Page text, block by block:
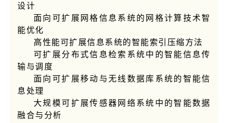
设计
面向可扩展网格信息系统的网格计算技术智
能优化
高性能可扩展信息系统的智能索引压缩方法
可扩展分布式信息检索系统中的智能信息传
输与调度
面向可扩展移动与无线数据库系统的智能信
息处理
大规模可扩展传感器网络系统中的智能数据
融合与分析